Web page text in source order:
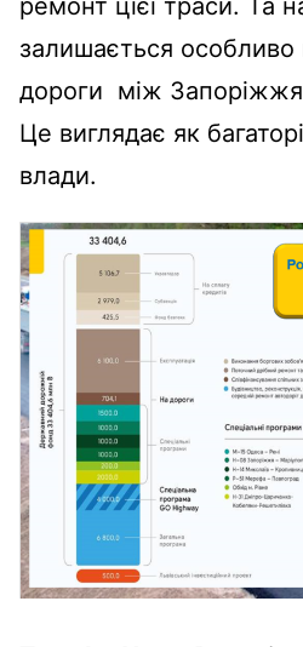
ремонт цієї траси. Та
залишається
дороги між
Це виглядає як
влади.